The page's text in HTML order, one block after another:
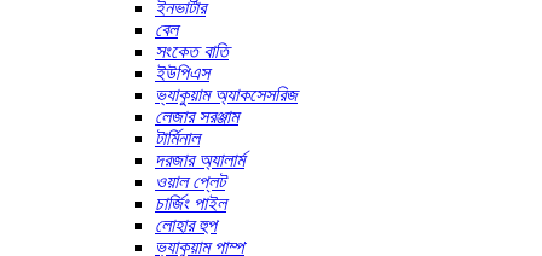
ইনভার্টার
বেল
সংকেত বাতি
ইউপিএস
ভ্যাকুয়াম অ্যাকসেসরিজ
লেজার সরঞ্জাম
টার্মিনাল
দরজার অ্যালার্ম
ওয়াল প্লেট
চার্জিং পাইল
লোহার হুপ
ভ্যাকুয়াম পাম্প